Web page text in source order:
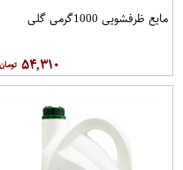
مایع ظرفشویی 1000گرمی گلی
۵۴,۳۱۰